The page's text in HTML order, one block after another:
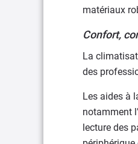
matériaux
Confort,
La
des
Les aides à
notamment
lecture des